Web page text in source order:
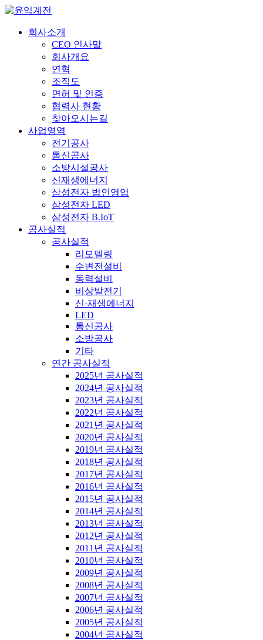
회사소개
CEO 인사말
회사개요
연혁
조직도
면허 및 인증
협력사 현황
찾아오시는길
사업영역
전기공사
통신공사
소방시설공사
신재생에너지
삼성전자 법인영업
삼성전자 LED
삼성전자 B.IoT
공사실적
공사실적
리모델링
수변전설비
동력설비
비상발전기
신·재생에너지
LED
통신공사
소방공사
기타
연간 공사실적
2025년 공사실적
2024년 공사실적
2023년 공사실적
2022년 공사실적
2021년 공사실적
2020년 공사실적
2019년 공사실적
2018년 공사실적
2017년 공사실적
2016년 공사실적
2015년 공사실적
2014년 공사실적
2013년 공사실적
2012년 공사실적
2011년 공사실적
2010년 공사실적
2009년 공사실적
2008년 공사실적
2007년 공사실적
2006년 공사실적
2005년 공사실적
2004년 공사실적